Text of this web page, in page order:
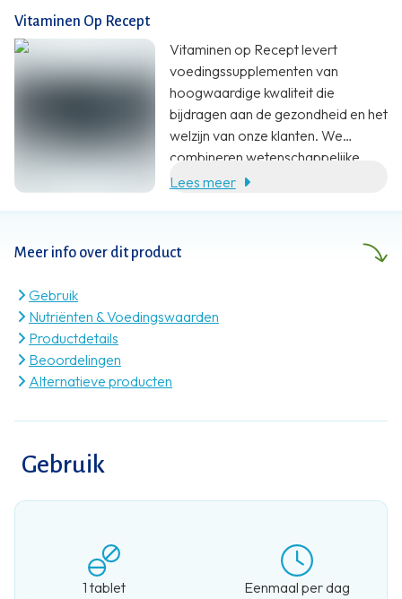
Meer info over dit product
Gebruik
Nutriënten & Voedingswaarden
Productdetails
Beoordelingen
Alternatieve producten
Gebruik
1 tablet Eenmaal per dag
Vitaminen Op Recept
Vitaminen op Recept levert
voedingssupplementen van
hoogwaardige kwaliteit die
bijdragen aan de gezondheid en het
welzijn van onze klanten. We
combineren wetenschappelijke
onderbouwing, specialistische
Lees meer